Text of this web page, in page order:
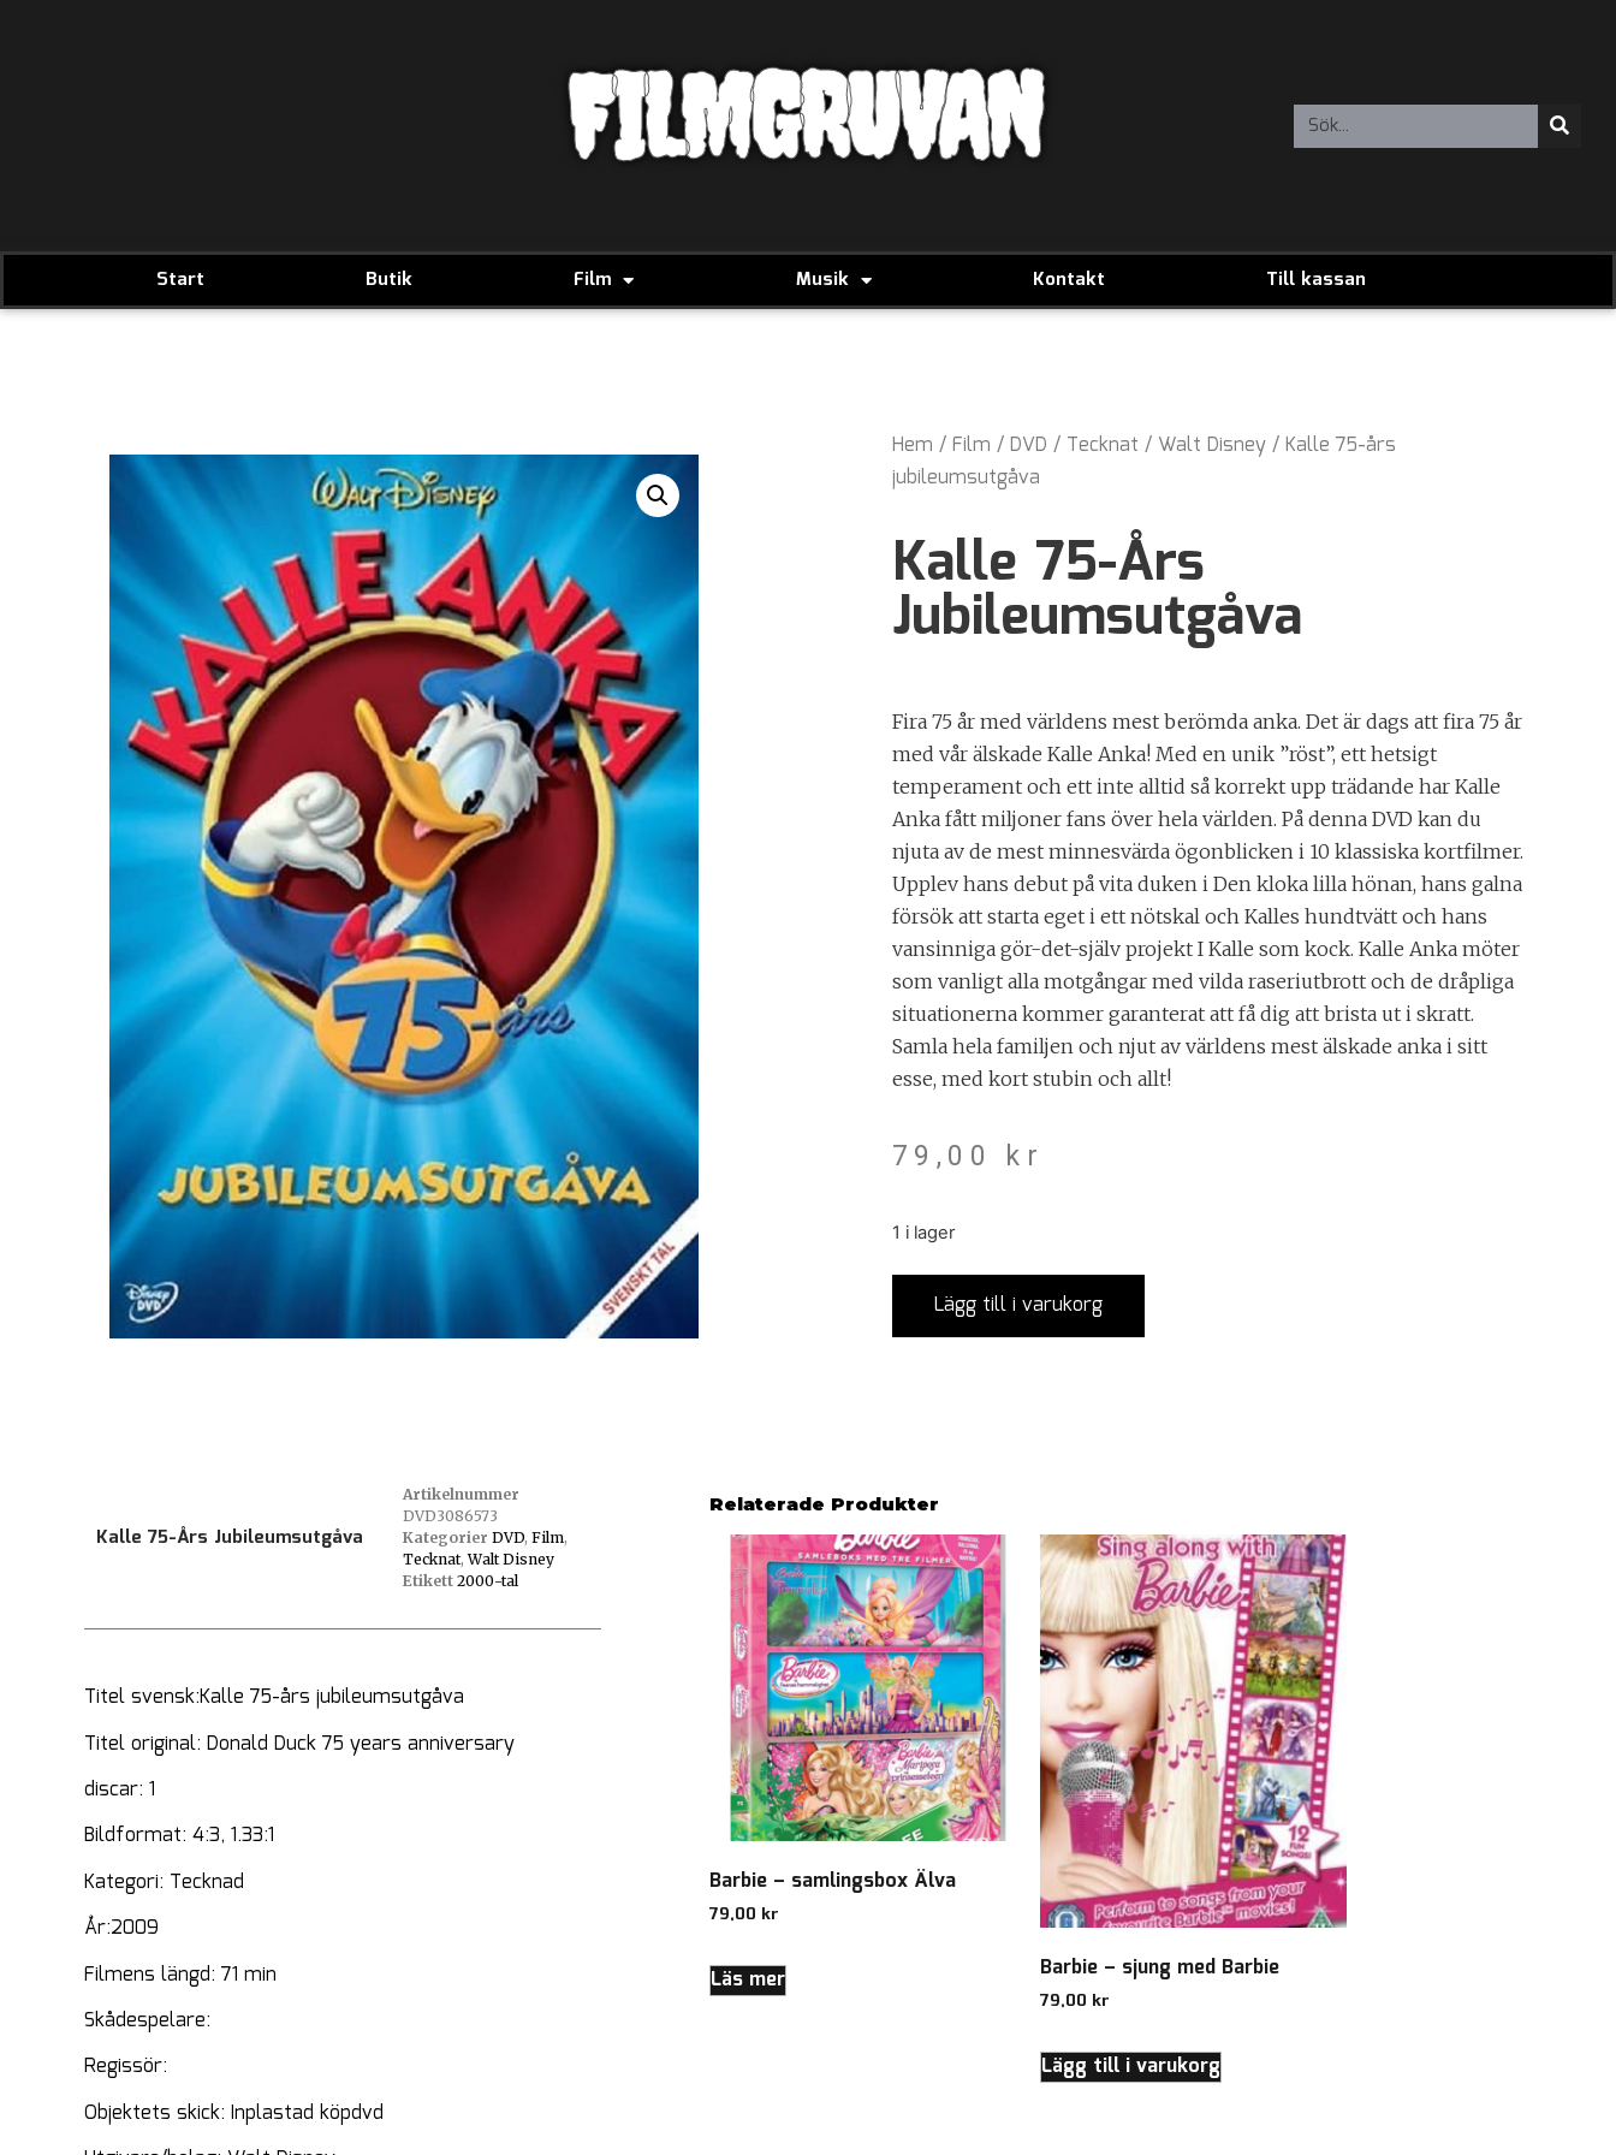
FILMGRUVAN
Start Butik Film Musik Kontakt Till kassan
Hem / Film / DVD / Tecknat / Walt Disney / Kalle 75-års
jubileumsutgåva
Kalle 75-Års
Jubileumsutgåva
Fira 75 år med världens mest berömda anka. Det är dags att fira 75 år
med vår älskade Kalle Anka! Med en unik ”röst”, ett hetsigt
temperament och ett inte alltid så korrekt upp trädande har Kalle
Anka fått miljoner fans över hela världen. På denna DVD kan du
njuta av de mest minnesvärda ögonblicken i 10 klassiska kortfilmer.
Upplev hans debut på vita duken i Den kloka lilla hönan, hans galna
försök att starta eget i ett nötskal och Kalles hundtvätt och hans
vansinniga gör-det-själv projekt I Kalle som kock. Kalle Anka möter
som vanligt alla motgångar med vilda raseriutbrott och de dråpliga
situationerna kommer garanterat att få dig att brista ut i skratt.
Samla hela familjen och njut av världens mest älskade anka i sitt
esse, med kort stubin och allt!
79,00 kr
1 i lager
Lägg till i varukorg
Kalle 75-Års Jubileumsutgåva
Artikelnummer
DVD3086573
Kategorier DVD, Film,
Tecknat,Walt Disney
Etikett 2000-tal
Titel svensk:Kalle 75-års jubileumsutgåva
Titel original: Donald Duck 75 years anniversary
discar: 1
Bildformat: 4:3, 1.33:1
Kategori: Tecknad
År:2009
Filmens längd: 71 min
Skådespelare:
Regissör:
Objektets skick: Inplastad köpdvd
Relaterade Produkter
Barbie – samlingsbox Älva
79,00 kr
Läs mer Barbie – sjung med Barbie
79,00 kr
Lägg till i varukorg